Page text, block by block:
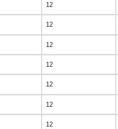
12
12
12
12
12
12
12